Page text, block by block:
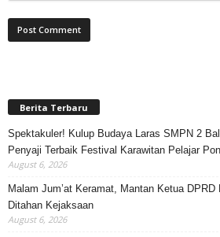
Berita Terbaru
Spektakuler! Kulup Budaya Laras SMPN 2
Penyaji Terbaik Festival Karawitan Pelajar
August 6, 2026
Malam Jum’at Keramat, Mantan Ketua
Ditahan Kejaksaan
August 6, 2026